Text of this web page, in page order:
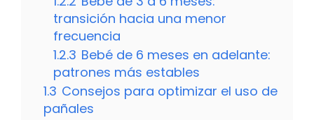
transición hacia una menor
frecuencia
1.2.3 Bebé de 6 meses en adelante:
patrones más estables
1.3 Consejos para optimizar el uso de
pañales